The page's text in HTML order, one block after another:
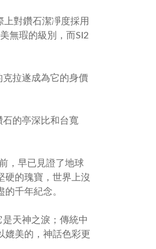
對鑽石潔凈度採用
無瑕的級別，而SI2
拉遂成為它的身價
的亭深比和台寬
，早已見證了地球
硬的瑰寶，世界上沒
千年紀念。
天神之淚；傳統中
媲美的，神話色彩更